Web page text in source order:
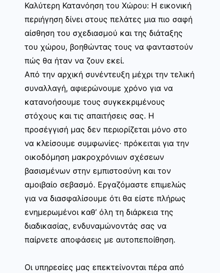
Καλύτερη Κατανόηση του Χώρου: Η εικονική
περιήγηση δίνει στους πελάτες μια πιο σαφή
αίσθηση του σχεδιασμού και της διάταξης
του χώρου, βοηθώντας τους να φανταστούν
πώς θα ήταν να ζουν εκεί.
Από την αρχική συνέντευξη μέχρι την τελική
συναλλαγή, αφιερώνουμε χρόνο για να
κατανοήσουμε τους συγκεκριμένους
στόχους και τις απαιτήσεις σας. Η
προσέγγισή μας δεν περιορίζεται μόνο στο
να κλείσουμε συμφωνίες· πρόκειται για την
οικοδόμηση μακροχρόνιων σχέσεων
βασισμένων στην εμπιστοσύνη και τον
αμοιβαίο σεβασμό. Εργαζόμαστε επιμελώς
για να διασφαλίσουμε ότι θα είστε πλήρως
ενημερωμένοι καθ’ όλη τη διάρκεια της
διαδικασίας, ενδυναμώνοντάς σας να
παίρνετε αποφάσεις με αυτοπεποίθηση.
Οι υπηρεσίες μας επεκτείνονται πέρα από